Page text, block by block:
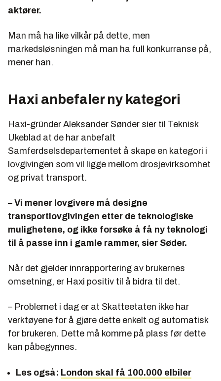
aktører.
Man må ha like vilkår på dette, men
markedsløsningen må man ha full konkurranse på,
mener han.
Haxi anbefaler ny kategori
Haxi-gründer Aleksander Sønder sier til Teknisk
Ukeblad at de har anbefalt
Samferdselsdepartementet å skape en kategori i
lovgivingen som vil ligge mellom drosjevirksomhet
og privat transport.
– Vi mener lovgivere må designe
transportlovgivingen etter de teknologiske
mulighetene, og ikke forsøke å få ny teknologi
til å passe inn i gamle rammer, sier Søder.
Når det gjelder innrapportering av brukernes
omsetning, er Haxi positiv til å bidra til det.
– Problemet i dag er at Skatteetaten ikke har
verktøyene for å gjøre dette enkelt og automatisk
for brukeren. Dette må komme på plass før dette
kan påbegynnes.
Les også: London skal få 100.000 elbiler